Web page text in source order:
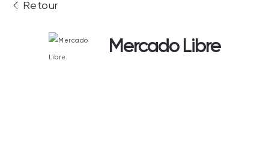
Retour
Mercado Libre